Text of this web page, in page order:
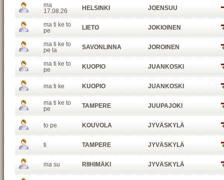
ma
17.08.26
HELSINKI JOENSUU
ma ti ke to
pe
LIETO JOKIOINEN
ma ti ke to
pe la
SAVONLINNA JOROINEN
ma ti ke to
pe
KUOPIO JUANKOSKI
ma ti ke KUOPIO JUANKOSKI
ma ti ke to
pe
TAMPERE JUUPAJOKI
to pe KOUVOLA JYVÄSKYLÄ
ti TAMPERE JYVÄSKYLÄ
ma su RIIHIMÄKI JYVÄSKYLÄ